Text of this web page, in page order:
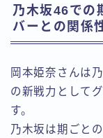
乃木坂46での
バーとの関係
岡本姫奈さんは
の新戦力として
す。
乃木坂は期ごと